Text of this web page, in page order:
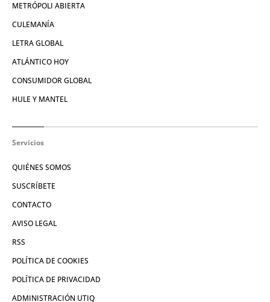
METRÓPOLI ABIERTA
CULEMANÍA
LETRA GLOBAL
ATLÁNTICO HOY
CONSUMIDOR GLOBAL
HULE Y MANTEL
Servicios
QUIÉNES SOMOS
SUSCRÍBETE
CONTACTO
AVISO LEGAL
RSS
POLÍTICA DE COOKIES
POLÍTICA DE PRIVACIDAD
ADMINISTRACIÓN UTIQ